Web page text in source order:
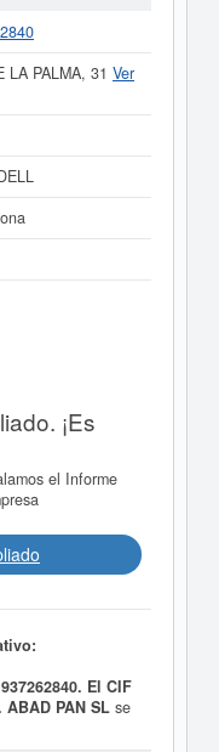
LA PALMA, 31 Ver
¡Es
el Informe
El CIF
ABAD PAN SLse
el objetivo de